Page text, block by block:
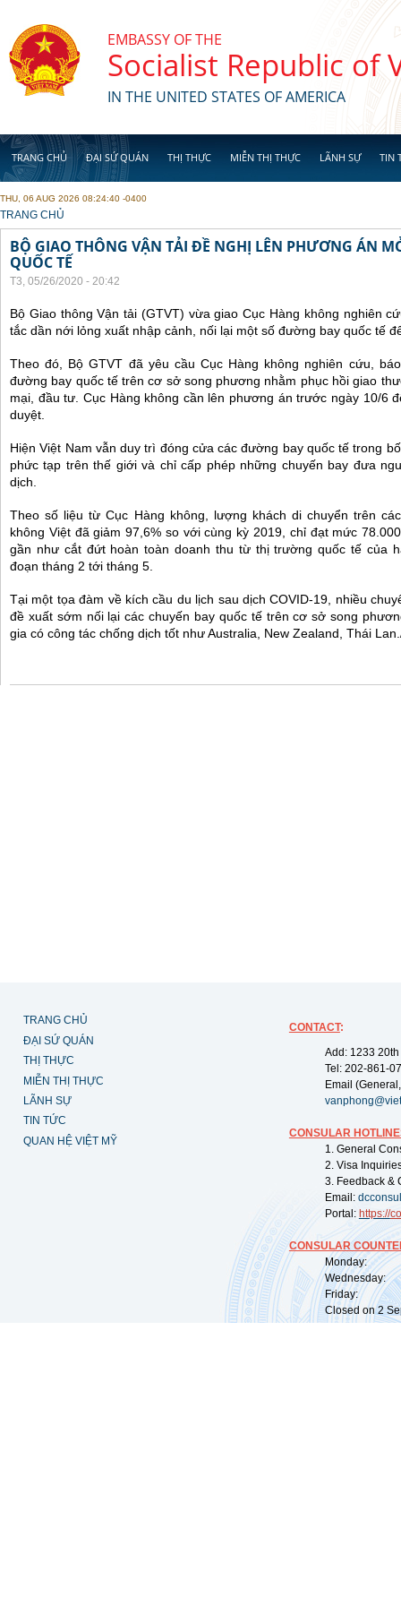
EMBASSY OF THE
Socialist Republic of
IN THE UNITED STATES OF AMERICA
TRANG CHỦ ĐẠI SỨ QUÁN THỊ THỰC MIỄN THỊ THỰC LÃNH SỰ TIN
THU, 06 AUG 2026 08:24:40 -0400
YOU ARE HERE
TRANG CHỦ
BỘ GIAO THÔNG VẬN TẢI ĐỀ NGHỊ LÊN PHƯƠNG ÁN
QUỐC TẾ
T3, 05/26/2020 - 20:42
Bộ Giao thông Vận tải (GTVT) vừa giao Cục Hàng không nghiên
tắc dần nới lỏng xuất nhập cảnh, nối lại một số đường bay quốc tế
Theo đó, Bộ GTVT đã yêu cầu Cục Hàng không nghiên cứu,
đường bay quốc tế trên cơ sở song phương nhằm phục hồi giao
mại, đầu tư. Cục Hàng không cần lên phương án trước ngày 10/6
duyệt.
Hiện Việt Nam vẫn duy trì đóng cửa các đường bay quốc tế trong
phức tạp trên thế giới và chỉ cấp phép những chuyến bay đưa
dịch.
Theo số liệu từ Cục Hàng không, lượng khách di chuyển trên
không Việt đã giảm 97,6% so với cùng kỳ 2019, chỉ đạt mức
gần như cắt đứt hoàn toàn doanh thu từ thị trường quốc tế của
đoạn tháng 2 tới tháng 5.
Tại một tọa đàm về kích cầu du lịch sau dịch COVID-19, nhiều
đề xuất sớm nối lại các chuyến bay quốc tế trên cơ sở song
gia có công tác chống dịch tốt như Australia, New Zealand, Thái
TRANG CHỦ
ĐẠI SỨ QUÁN
THỊ THỰC
MIỄN THỊ THỰC
LÃNH SỰ
TIN TỨC
QUAN HỆ VIỆT MỸ
CONTACT:
Add: 1233
Tel: 202-861-
Email
CONSULAR
1. General
2. Visa
3. Feedback &
Email:
Portal: https://
CONSULAR
Monday:
Wednesday:
Friday:
Closed on 2